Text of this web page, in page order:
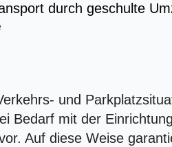
durch geschulte
und
Bedarf mit der
Auf diese Weise